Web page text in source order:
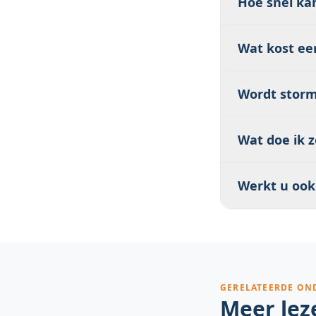
direct 085
Wat kost
van de
Wordt
wordt
Wat doe ik
waardevolle
Werkt u
GERELATEERDE
Meer